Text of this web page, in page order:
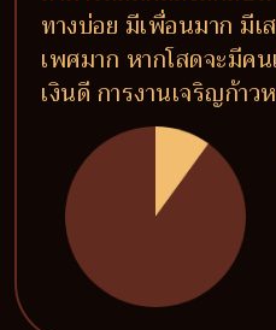
ทางบ่อย มีเพื่อนมาก มี
เพศมาก หากโสดจะมีค
เงินดี การงานเจริญก้าว